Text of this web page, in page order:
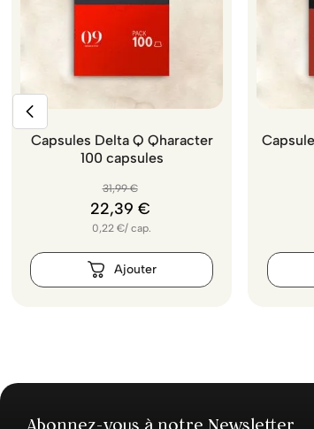
Capsules Delta Q Qharacter
100 capsules
31,99 €
22,39 €
0,22 €/cap.